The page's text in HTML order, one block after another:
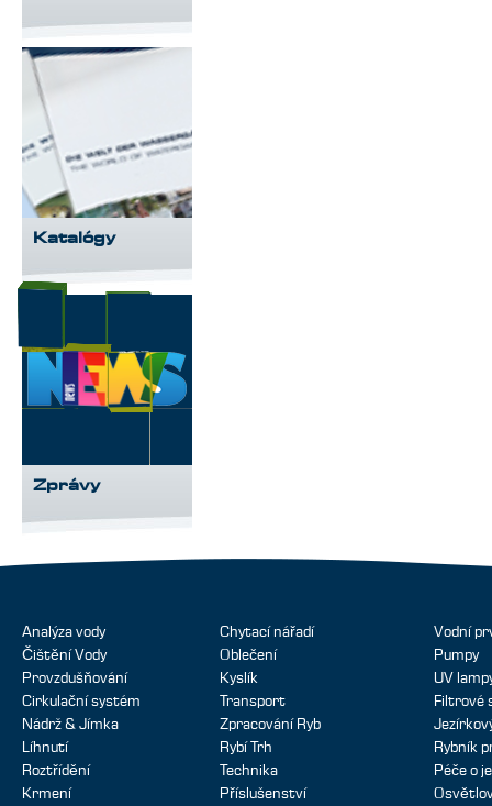
Katalógy
Zprávy
Analýza vody
Čištění Vody
Provzdušňování
Cirkulační systém
Nádrž & Jímka
Líhnutí
Roztřídění
Krmení
Chytací nářadí
Oblečení
Kyslík
Transport
Zpracování Ryb
Rybí Trh
Technika
Příslušenství
Vodní
Pumpy
UV
Filtrové
Rybník
Péče o